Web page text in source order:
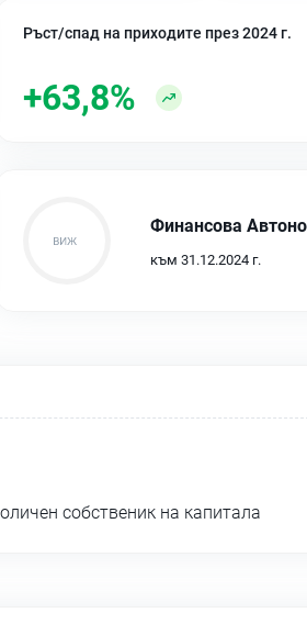
Ръст/спад на приходите през 2024 г.
+63,8%
Финансова
към 31.12.2024 г.
собственик на капитала